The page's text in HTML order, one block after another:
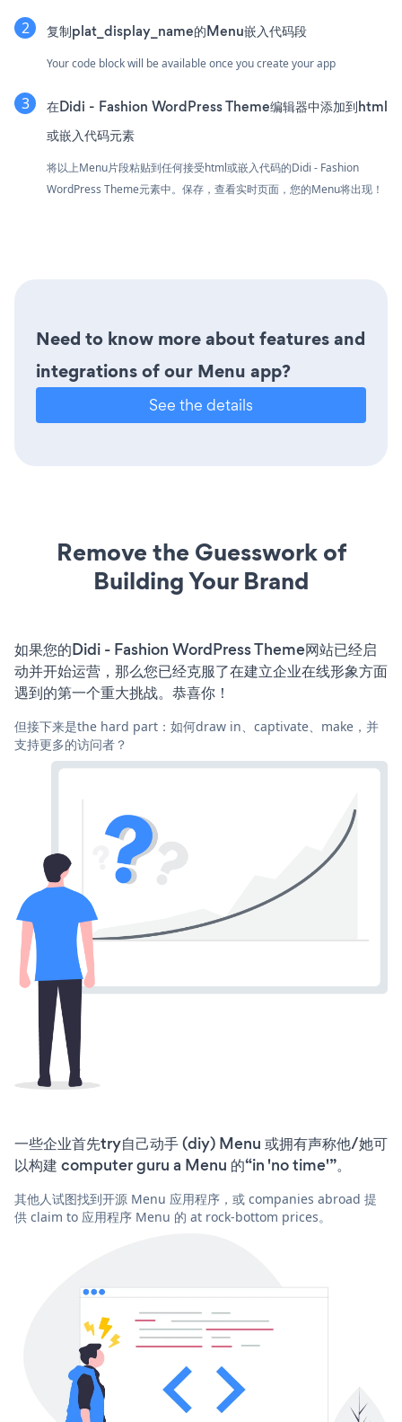
复制plat_display_name的Menu嵌入代码段
Your code block will be available once you create your app
在Didi - Fashion WordPress Theme编辑器中添加到html
或嵌入代码元素
将以上Menu片段粘贴到任何接受html或嵌入代码的Didi - Fashion
WordPress Theme元素中。保存，查看实时页面，您的Menu将出现！
Need to know more about features and
integrations of our Menu app?
See the details
Remove the Guesswork of
Building Your Brand
如果您的Didi - Fashion WordPress Theme网站已经启
动并开始运营，那么您已经克服了在建立企业在线形象方面
遇到的第一个重大挑战。恭喜你！
但接下来是the hard part：如何draw in、captivate、make，并
支持更多的访问者？
一些企业首先try自己动手 (diy) Menu 或拥有声称他/她可
以构建 computer guru a Menu 的“in 'no time'”。
其他人试图找到开源 Menu 应用程序，或 companies abroad 提
供 claim to 应用程序 Menu 的 at rock-bottom prices。